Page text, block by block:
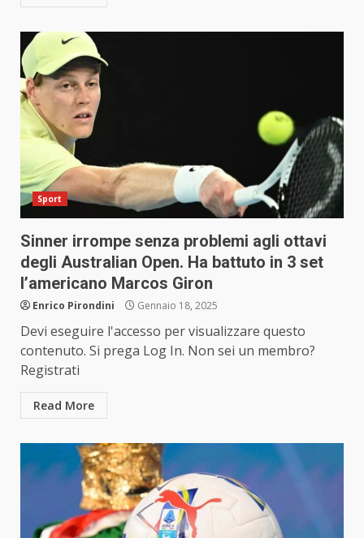
Sport
Sinner irrompe senza problemi agli ottavi
degli Australian Open. Ha battuto in 3 set
l’americano Marcos Giron
Enrico Pirondini Gennaio 18, 2025
Devi eseguire l'accesso per visualizzare questo
contenuto. Si prega Log In. Non sei un membro?
Registrati
Read More